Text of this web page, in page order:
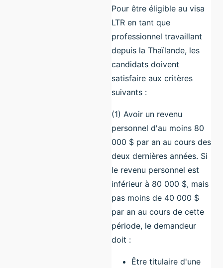
Pour être éligible au visa
LTR en tant que
professionnel travaillant
depuis la Thaïlande, les
candidats doivent
satisfaire aux critères
suivants :
(1) Avoir un revenu
personnel d'au moins 80
000 $ par an au cours des
deux dernières années. Si
le revenu personnel est
inférieur à 80 000 $, mais
pas moins de 40 000 $
par an au cours de cette
période, le demandeur
doit :
Être titulaire d'une